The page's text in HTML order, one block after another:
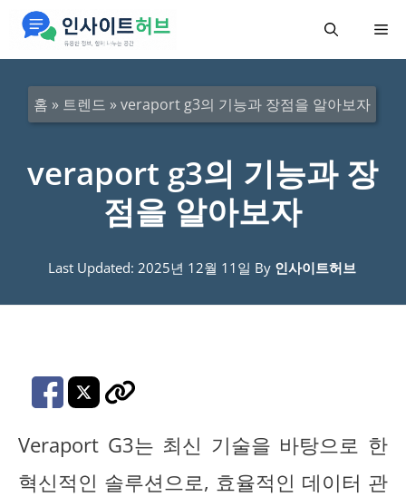
메
홈 » 트렌드 »veraport g3의 기능과 장점을 알아보자
veraport g3의 기능과 장
점을 알아보자
Last Updated: 2025년 12월 11일 By 인사이트허브
Veraport G3는 최신 기술을 바탕으로 한
혁신적인 솔루션으로, 효율적인 데이터 관